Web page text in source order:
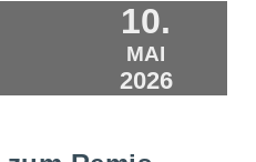
10.
MAI
2026